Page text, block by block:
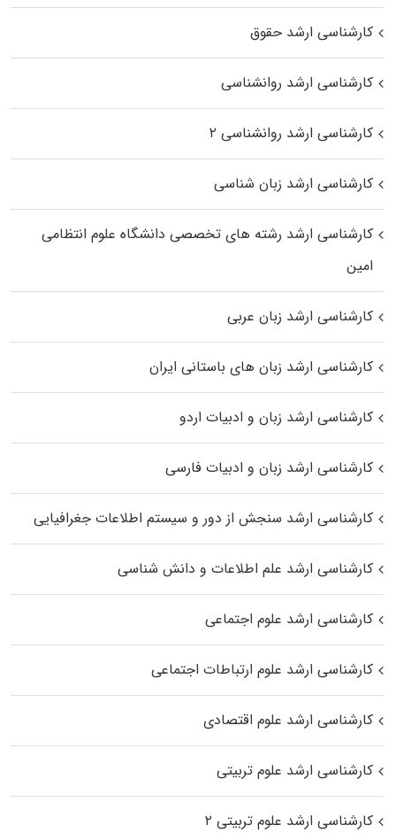
کارشناسی ارشد حقوق
کارشناسی ارشد روانشناسی
کارشناسی ارشد روانشناسی ۲
کارشناسی ارشد زبان شناسی
کارشناسی ارشد رﺷﺘﻪ ﻫﺎی تخصصی داﻧﺸﮕﺎه ﻋﻠﻮم انتظامی
اﻣﻴﻦ
کارشناسی ارشد زبان عربی
کارشناسی ارشد زبان‌ های باستانی ایران
کارشناسی ارشد زبان و ادبیات اردو
کارشناسی ارشد زبان و ادبیات فارسی
کارشناسی ارشد سنجش از دور و سیستم اطلاعات جغرافیایی
کارشناسی ارشد علم اطلاعات و دانش شناسی
کارشناسی ارشد علوم اجتماعی
کارشناسی ارشد علوم ارتباطات اجتماعی
کارشناسی ارشد علوم اقتصادی
کارشناسی ارشد علوم تربیتی
کارشناسی ارشد علوم تربیتی ۲